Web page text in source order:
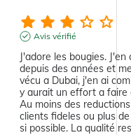
Avis vérifié
J'adore les bougies. J'en
depuis des années et
vécu a Dubai, j'en ai
y aurait un effort a faire
Au moins des
clients fideles ou plus
si possible. La qualité